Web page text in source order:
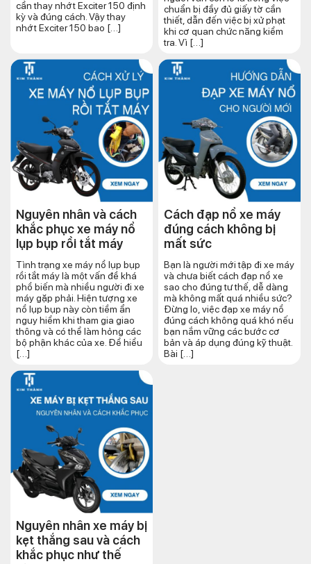
cần thay nhớt Exciter 150 định
kỳ và đúng cách. Vậy thay
nhớt Exciter 150 bao […]
chuẩn bị đầy đủ giấy tờ cần
thiết, dẫn đến việc bị xử phạt
khi cơ quan chức năng kiểm
tra. Vì […]
Nguyên nhân và cách
khắc phục xe máy nổ
lụp bụp rồi tắt máy
Tình trạng xe máy nổ lụp bụp
rồi tắt máy là một vấn đề khá
phổ biến mà nhiều người đi xe
máy gặp phải. Hiện tượng xe
nổ lụp bụp này còn tiềm ẩn
nguy hiểm khi tham gia giao
thông và có thể làm hỏng các
bộ phận khác của xe. Để hiểu
[…]
Cách đạp nổ xe máy
đúng cách​ không bị
mất sức
Bạn là người mới tập đi xe máy
và chưa biết cách đạp nổ xe
sao cho đúng tư thế, dễ dàng
mà không mất quá nhiều sức?
Đừng lo, việc đạp xe máy nổ
đúng cách không quá khó nếu
bạn nắm vững các bước cơ
bản và áp dụng đúng kỹ thuật.
Bài […]
Nguyên nhân xe máy bị
kẹt thắng sau và cách
khắc phục như thế